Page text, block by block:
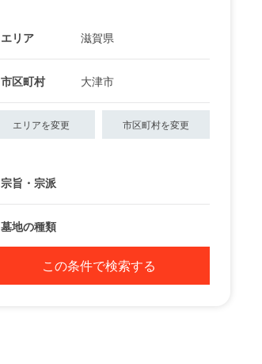
エリア 滋賀県
市区町村 大津市
エリアを変更 市区町村を変更
宗旨・宗派
墓地の種類
この条件で検索する